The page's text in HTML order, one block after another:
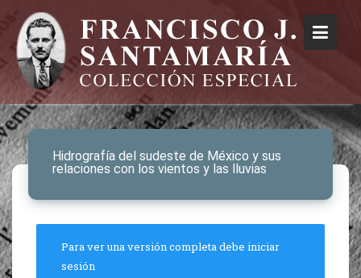
Hidrografía del sudeste de México y sus
relaciones con los vientos y las lluvias
Para ver una versión completa debe iniciar
sesión